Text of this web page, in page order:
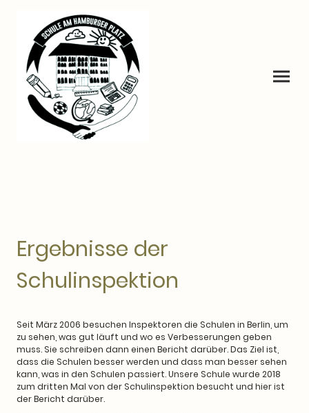
Ergebnisse der
Schulinspektion
Seit März 2006 besuchen Inspektoren die Schulen in Berlin, um
zu sehen, was gut läuft und wo es Verbesserungen geben
muss. Sie schreiben dann einen Bericht darüber. Das Ziel ist,
dass die Schulen besser werden und dass man besser sehen
kann, was in den Schulen passiert. Unsere Schule wurde 2018
zum dritten Mal von der Schulinspektion besucht und hier ist
der Bericht darüber.